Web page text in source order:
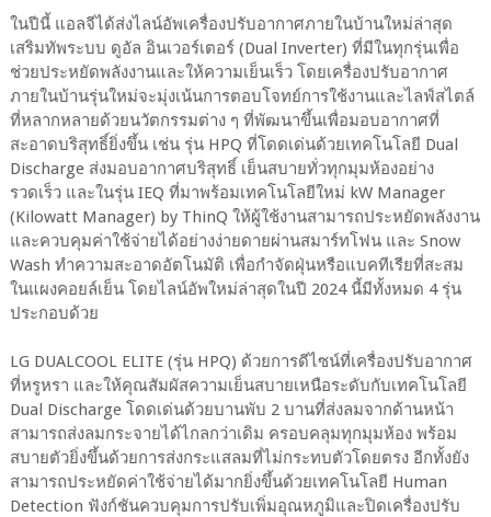
ในปีนี้ แอลจีได้ส่งไลน์อัพเครื่องปรับอากาศภายในบ้านใหม่ล่าสุด
เสริมทัพระบบ ดูอัล อินเวอร์เตอร์ (Dual Inverter) ที่มีในทุกรุ่นเพื่อ
ช่วยประหยัดพลังงานและให้ความเย็นเร็ว โดยเครื่องปรับอากาศ
ภายในบ้านรุ่นใหม่จะมุ่งเน้นการตอบโจทย์การใช้งานและไลฟ์สไตล์
ที่หลากหลายด้วยนวัตกรรมต่าง ๆ ที่พัฒนาขึ้นเพื่อมอบอากาศที่
สะอาดบริสุทธิ์ยิ่งขึ้น เช่น รุ่น HPQ ที่โดดเด่นด้วยเทคโนโลยี Dual
Discharge ส่งมอบอากาศบริสุทธิ์ เย็นสบายทั่วทุกมุมห้องอย่าง
รวดเร็ว และในรุ่น IEQ ที่มาพร้อมเทคโนโลยีใหม่ kW Manager
(Kilowatt Manager) by ThinQ ให้ผู้ใช้งานสามารถประหยัดพลังงาน
และควบคุมค่าใช้จ่ายได้อย่างง่ายดายผ่านสมาร์ทโฟน และ Snow
Wash ทำความสะอาดอัตโนมัติ เพื่อกำจัดฝุ่นหรือแบคทีเรียที่สะสม
ในแผงคอยล์เย็น โดยไลน์อัพใหม่ล่าสุดในปี 2024 นี้มีทั้งหมด 4 รุ่น
ประกอบด้วย
LG DUALCOOL ELITE (รุ่น HPQ) ด้วยการดีไซน์ที่เครื่องปรับอากาศ
ที่หรูหรา และให้คุณสัมผัสความเย็นสบายเหนือระดับกับเทคโนโลยี
Dual Discharge โดดเด่นด้วยบานพับ 2 บานที่ส่งลมจากด้านหน้า
สามารถส่งลมกระจายได้ไกลกว่าเดิม ครอบคลุมทุกมุมห้อง พร้อม
สบายตัวยิ่งขึ้นด้วยการส่งกระแสลมที่ไม่กระทบตัวโดยตรง อีกทั้งยัง
สามารถประหยัดค่าใช้จ่ายได้มากยิ่งขึ้นด้วยเทคโนโลยี Human
Detection ฟังก์ชันควบคุมการปรับเพิ่มอุณหภูมิและปิดเครื่องปรับ